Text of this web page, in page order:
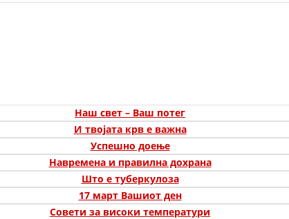
ОРГАНИЗАЦИЈА И РАЗВОЈ
РАКОВОДЕН ОДБОР
СОБРАНИЕ
Наш свет – Ваш потег
И твојата крв е важна
Успешно доење
Навремена и правилна дохрана
Што е туберкулоза
17 март Вашиот ден
Совети за високи температури